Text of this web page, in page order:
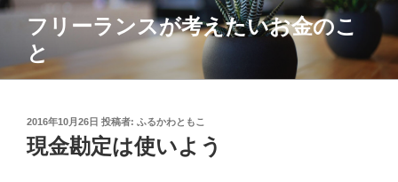
コ
フリーランスが考えたいお金のこ
と
投
稿
日:
2016年10月26日 投稿者: ふるかわともこ
現金勘定は使いよう